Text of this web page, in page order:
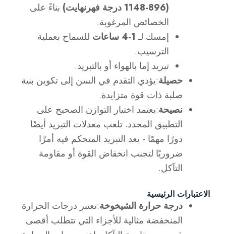
(896-1148 درجة فهرنهايت)
بناءً على
الخصائص المرغوبة.
إمسك لـ 1-4 ساعات
للسماح بعملية
الترسيب.
تبريد إما بالهواء أو بالتبريد.
حصيلة:يؤدي التقدم في السن إلى تكوين بنية
صلبة ذات قوة متزايدة.
نصيحة:يعتمد اختيار التوازن الصحيح على
التطبيق المحدد. تلعب معدلات التبريد أيضًا
دورًا مهمًا - يعد التبريد المتحكم فيه أمرًا
ضروريًا لتجنب انخفاض القوة أو مقاومة
التآكل.
الاعتبارات الرئيسية
درجة حرارة الشيخوخة:تعتبر درجات الحرارة
المنخفضة مثالية للأجزاء التي تتطلب أقصى